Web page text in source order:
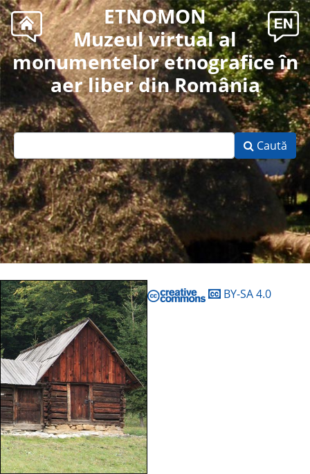
ETNOMON
Muzeul virtual al
monumentelor etnografice în
aer liber din România
Caută
BY-SA 4.0